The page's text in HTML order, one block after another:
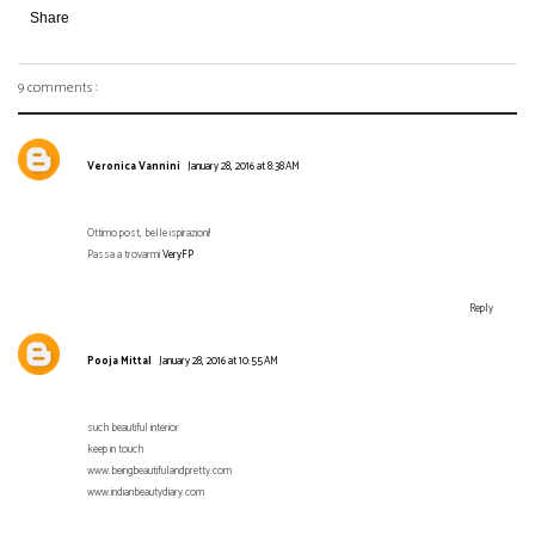
Share
9 comments :
Veronica Vannini January 28, 2016 at 8:38 AM
Ottimo post, belle ispirazioni!
Passa a trovarmiVeryFP
Reply
Pooja Mittal January 28, 2016 at 10:55 AM
such beautiful interior
keep in touch
www.beingbeautifulandpretty.com
www.indianbeautydiary.com